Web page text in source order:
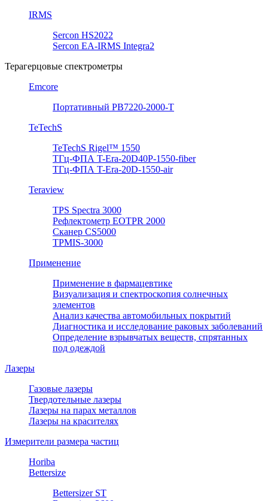
IRMS
Sercon HS2022
Sercon EA-IRMS Integra2
Терагерцовые спектрометры
Emcore
Портативный PB7220-2000-T
TeTechS
TeTechS Rigel™ 1550
ТГц-ФПА T-Era-20D40P-1550-fiber
ТГц-ФПА T-Era-20D-1550-air
Teraview
TPS Spectra 3000
Рефлектометр EOTPR 2000
Сканер CS5000
TPMIS-3000
Применение
Применение в фармацевтике
Визуализация и спектроскопия солнечных
элементов
Анализ качества автомобильных покрытий
Диагностика и исследование раковых заболеваний
Определение взрывчатых веществ, спрятанных
под одеждой
Лазеры
Газовые лазеры
Твердотельные лазеры
Лазеры на парах металлов
Лазеры на красителях
Измерители размера частиц
Horiba
Bettersize
Bettersizer ST